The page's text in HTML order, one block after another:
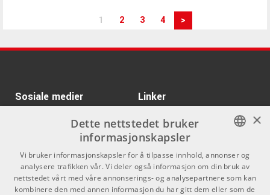
1 2 3 4 >
Sosiale medier Linker
Om Oss
Kontakt oss
Kjøpsvilkår
Butikken
NORWEGIAN
×
Dette nettstedet bruker
informasjonskapsler
Vi bruker informasjonskapsler for å tilpasse innhold, annonser og
analysere trafikken vår. Vi deler også informasjon om din bruk av
nettstedet vårt med våre annonserings- og analysepartnere som kan
kombinere den med annen informasjon du har gitt dem eller som de